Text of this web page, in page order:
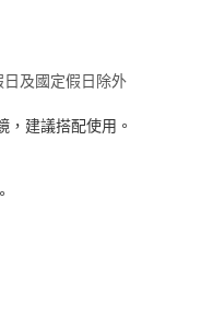
及國定假日除外
，建議搭配使用。